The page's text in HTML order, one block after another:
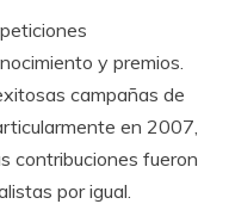
y premios.
campañas de
en 2007,
contribuciones fueron
por igual.